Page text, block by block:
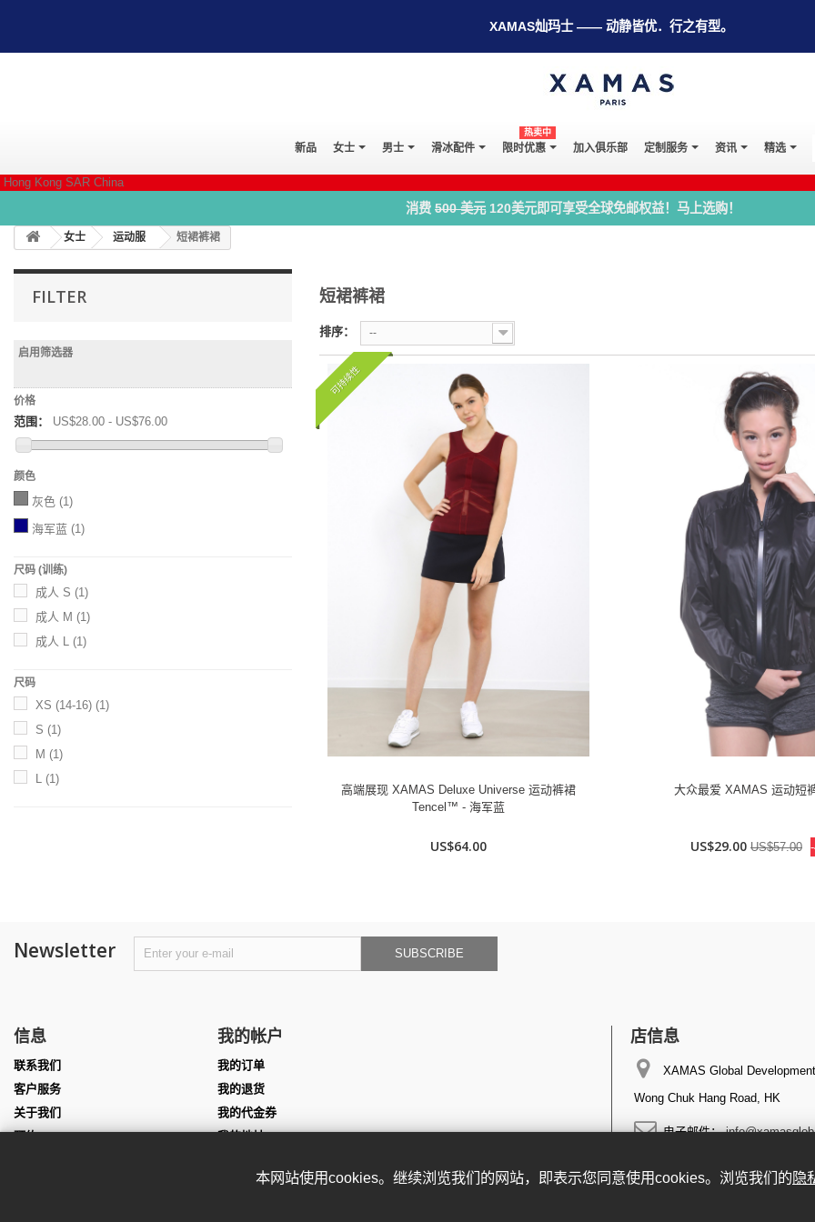
XAMAS灿玛士 —— 动静皆优．行之有型。
新品 女士 男士 滑冰配件 限时优惠
热卖中
加入俱乐部 定制服务 资讯 精选
Hong Kong SAR China
消费 500 美元120美元即可享受全球免邮权益！马上选购！
女士 运动服 短裙裤裙
FILTER
启用筛选器
价格
范围： US$28.00 - US$76.00
颜色
灰色 (1)
海军蓝 (1)
尺码 (训练)
成人 S (1)
成人 M (1)
成人 L (1)
尺码
XS (14-16) (1)
S (1)
M (1)
L (1)
短裙裤裙
排序： --
高端展现 XAMAS Deluxe Universe 运动裤裙
Tencel™ - 海军蓝
可持续性
US$64.00
大众最爱 XAMAS 运动短
US$29.00 US$57.00
Newsletter SUBSCRIBE
信息
联系我们
客户服务
关于我们
预约
我的帐户
我的订单
我的退货
我的代金券
我的地址
我的凭证
店信息
XAMAS Global
Wong Chuk Hang Road, HK
电子邮件：
本网站使用cookies。继续浏览我们的网站，即表示您同意使用cookies。浏览我们的隐